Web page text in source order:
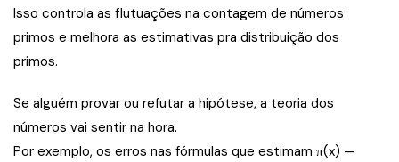
Isso controla as flutuações na contagem de números
primos e melhora as estimativas pra distribuição dos
primos.
Se alguém provar ou refutar a hipótese, a teoria dos
números vai sentir na hora.
Por exemplo, os erros nas fórmulas que estimam π(x) —